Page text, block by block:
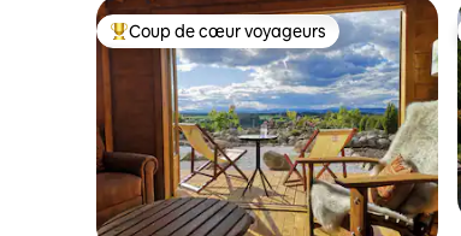
Coups de cœur voyageurs les plus appréciés
Coup de cœur voyageurs